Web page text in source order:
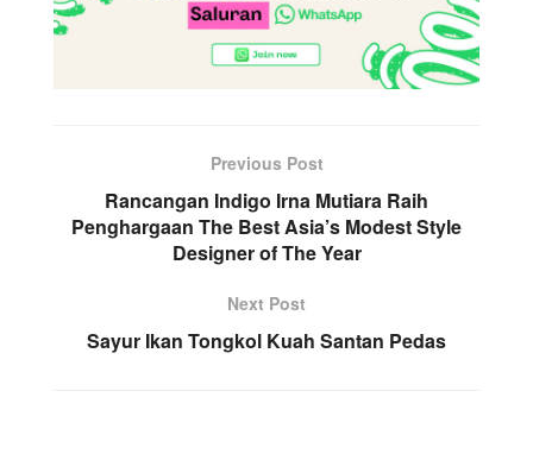
Previous Post
Rancangan Indigo Irna Mutiara Raih
Penghargaan The Best Asia’s Modest Style
Designer of The Year
Next Post
Sayur Ikan Tongkol Kuah Santan Pedas